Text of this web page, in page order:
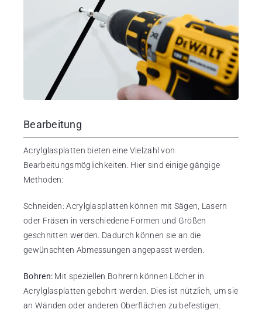
Bearbeitung
Acrylglasplatten bieten eine Vielzahl von
Bearbeitungsmöglichkeiten. Hier sind einige gängige
Methoden:
Schneiden: Acrylglasplatten können mit Sägen, Lasern
oder Fräsen in verschiedene Formen und Größen
geschnitten werden. Dadurch können sie an die
gewünschten Abmessungen angepasst werden.
Bohren: Mit speziellen Bohrern können Löcher in
Acrylglasplatten gebohrt werden. Dies ist nützlich, um sie
an Wänden oder anderen Oberflächen zu befestigen.